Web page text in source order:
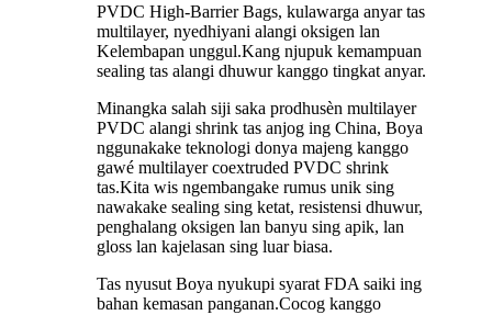
PVDC High-Barrier Bags, kulawarga anyar tas
multilayer, nyedhiyani alangi oksigen lan
Kelembapan unggul.Kang njupuk kemampuan
sealing tas alangi dhuwur kanggo tingkat anyar.
Minangka salah siji saka prodhusèn multilayer
PVDC alangi shrink tas anjog ing China, Boya
nggunakake teknologi donya majeng kanggo
gawé multilayer coextruded PVDC shrink
tas.Kita wis ngembangake rumus unik sing
nawakake sealing sing ketat, resistensi dhuwur,
penghalang oksigen lan banyu sing apik, lan
gloss lan kajelasan sing luar biasa.
Tas nyusut Boya nyukupi syarat FDA saiki ing
bahan kemasan panganan.Cocog kanggo